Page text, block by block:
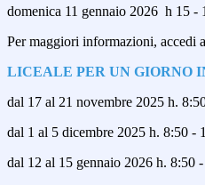
domenica 11 gennaio 2026 h 15 -
Per maggiori informazioni, accedi
LICEALE PER UN GIORNO
dal 17 al 21 novembre 2025 h.
dal 1 al 5 dicembre 2025 h. 8:50 -
dal 12 al 15 gennaio 2026 h. 8:50